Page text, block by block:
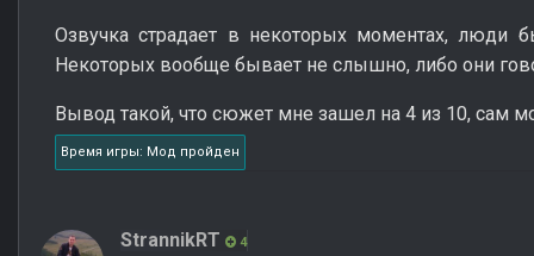
Озвучка страдает в некоторых моментах, люди
Некоторых вообще бывает не слышно, либо они
Вывод такой, что сюжет мне зашел на 4 из 10, сам
Время игры: Мод пройден
StrannikRT 4